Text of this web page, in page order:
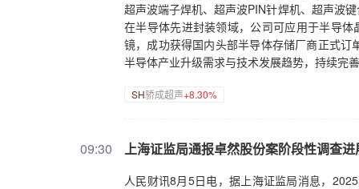
超声波端子焊机、超声波PIN针焊机、超声波
在半导体先进封装领域，公司可应用于半导
镜，成功获得国内头部半导体存储厂商正式
半导体产业升级需求与技术发展趋势，持续完
SH骄成超声+8.30%
09:30 上海证监局通报卓然股份案阶段性调查进
人民财讯8月5日电，据上海证监局消息，